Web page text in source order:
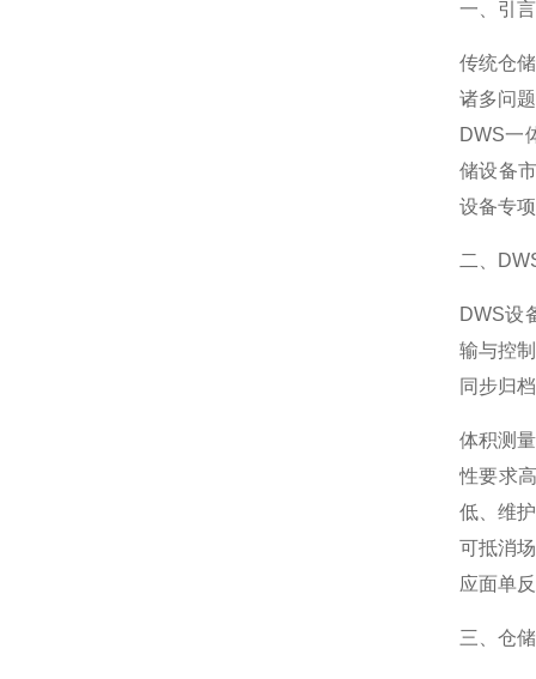
一、引言
传统仓
诸多问
DWS一
储设备
设备专
二、
DWS设
输与控
同步归
体积测
性要求
低、维
可抵消
应面单
三、仓